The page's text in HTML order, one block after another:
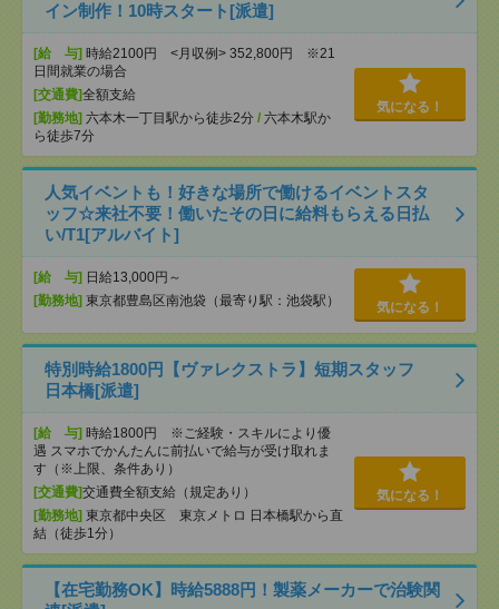
イン制作！10時スタート[派遣]
[給 与] 時給2100円 <月収例> 352,800円 ※21
日間就業の場合
[交通費]全額支給
[勤務地] 六本木一丁目駅から徒歩2分 / 六本木駅か
ら徒歩7分
気になる！
人気イベントも！好きな場所で働けるイベントスタ
ッフ☆来社不要！働いたその日に給料もらえる日払
い/T1[アルバイト]
[給 与] 日給13,000円～
[勤務地] 東京都豊島区南池袋（最寄り駅：池袋駅） 気になる！
特別時給1800円【ヴァレクストラ】短期スタッフ
日本橋[派遣]
[給 与] 時給1800円 ※ご経験・スキルにより優
遇 スマホでかんたんに前払いで給与が受け取れま
す（※上限、条件あり）
[交通費]交通費全額支給（規定あり）
[勤務地] 東京都中央区 東京メトロ 日本橋駅から直
結（徒歩1分）
気になる！
【在宅勤務OK】時給5888円！製薬メーカーで治験関